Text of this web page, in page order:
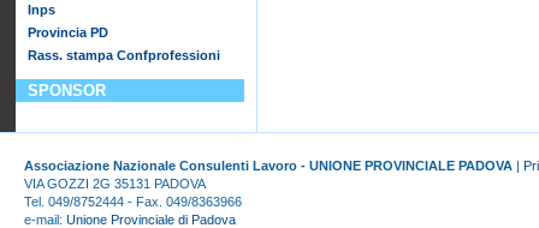
Inps
Provincia PD
Rass. stampa Confprofessioni
SPONSOR
Associazione Nazionale Consulenti Lavoro - UNIONE PROVINCIALE PADOVA |
VIA GOZZI 2G 35131 PADOVA
Tel. 049/8752444 - Fax. 049/8363966
e-mail: Unione Provinciale di Padova